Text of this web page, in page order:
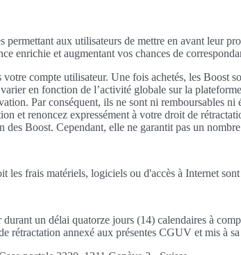
permettant aux utilisateurs de mettre en avant leur
enrichie et augmentant vos chances de
compte utilisateur. Une fois achetés, les
en fonction de l’activité globale sur la
Par conséquent, ils ne sont ni remboursables
et renoncez expressément à votre droit de
Boost. Cependant, elle ne garantit pas un
les frais matériels, logiciels ou d'accès à Internet
un délai quatorze jours (14) calendaires à
rétractation annexé aux présentes CGUV et mis à